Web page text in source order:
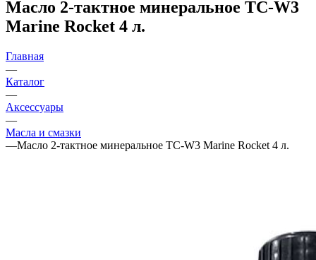
Масло 2-тактное минеральное TC-W3
Marine Rocket 4 л.
Главная
—
Каталог
—
Аксессуары
—
Масла и смазки
—Масло 2-тактное минеральное TC-W3 Marine Rocket 4 л.